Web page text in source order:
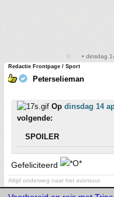
• dinsdag
Redactie Frontpage / Sport
Peterselieman
Op dinsdag 14
volgende:
SPOILER
Gefeliciteerd
Altijd onderweg naar het avontuur